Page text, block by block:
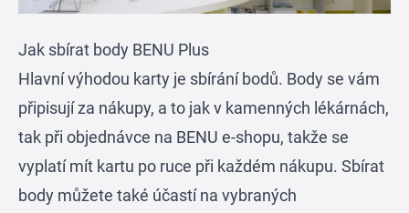
Jak sbírat body BENU Plus
Hlavní výhodou karty je sbírání bodů. Body se vám
připisují za nákupy, a to jak v kamenných lékárnách,
tak při objednávce na BENU e-shopu, takže se
vyplatí mít kartu po ruce při každém nákupu. Sbírat
body můžete také účastí na vybraných